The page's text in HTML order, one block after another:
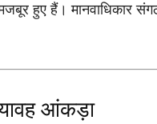
हुए हैं। मानवाधिकार
आंकड़ा